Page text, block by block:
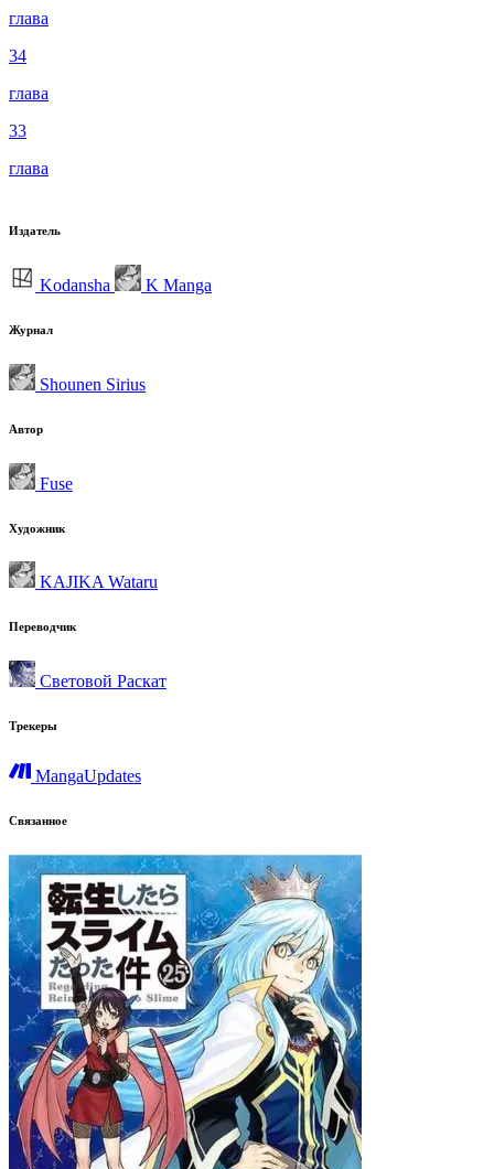
глава
34
глава
33
глава
Издатель
Kodansha K Manga
Журнал
Shounen Sirius
Автор
Fuse
Художник
KAJIKA Wataru
Переводчик
Световой Раскат
Трекеры
MangaUpdates
Связанное